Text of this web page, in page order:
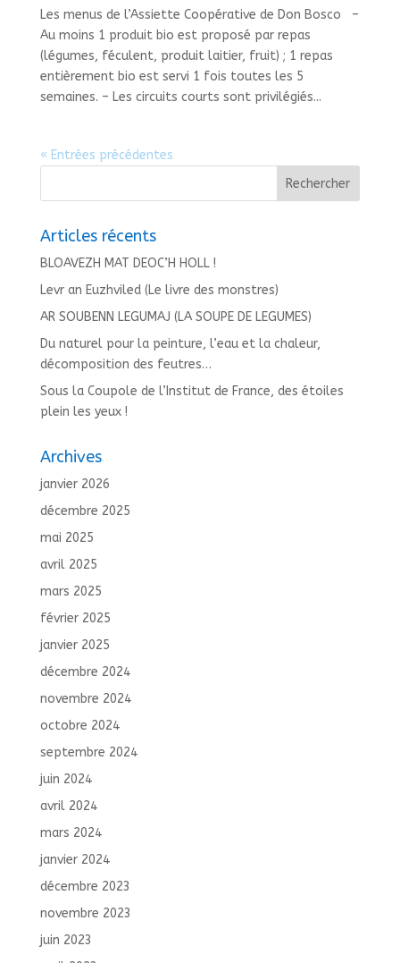
Les menus de l’Assiette Coopérative de Don Bosco –
Au moins 1 produit bio est proposé par repas
(légumes, féculent, produit laitier, fruit) ; 1 repas
entièrement bio est servi 1 fois toutes les 5
semaines. – Les circuits courts sont privilégiés...
« Entrées précédentes
Articles récents
BLOAVEZH MAT DEOC’H HOLL !
Levr an Euzhviled (Le livre des monstres)
AR SOUBENN LEGUMAJ (LA SOUPE DE LEGUMES)
Du naturel pour la peinture, l’eau et la chaleur,
décomposition des feutres…
Sous la Coupole de l’Institut de France, des étoiles
plein les yeux !
Archives
janvier 2026
décembre 2025
mai 2025
avril 2025
mars 2025
février 2025
janvier 2025
décembre 2024
novembre 2024
octobre 2024
septembre 2024
juin 2024
avril 2024
mars 2024
janvier 2024
décembre 2023
novembre 2023
juin 2023